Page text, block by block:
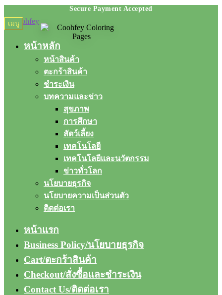
Skip
to
Skip
to
เมนู
หน้าหลัก
หน้าสินค้า
ตะกร้าสินค้า
ชำระเงิน
บทความและข่าว
สุขภาพ
การศึกษา
สัตว์เลี้ยง
เทคโนโลยี
เทคโนโลยีและนวัตกรรม
ข่าวทั่วโลก
นโยบายธุรกิจ
นโยบายความเป็นส่วนตัว
ติดต่อเรา
หน้าแรก
Business Policy/นโยบายธุรกิจ
Cart/ตะกร้าสินค้า
Checkout/สั่งซื้อและชำระเงิน
Contact Us/ติดต่อเรา